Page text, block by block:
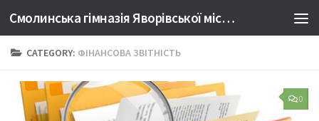
Skip to content Смолинська гімназія Яворівської міської ради Львівської області
CATEGORY: ФІНАНСОВА ЗВІТНІСТЬ
0